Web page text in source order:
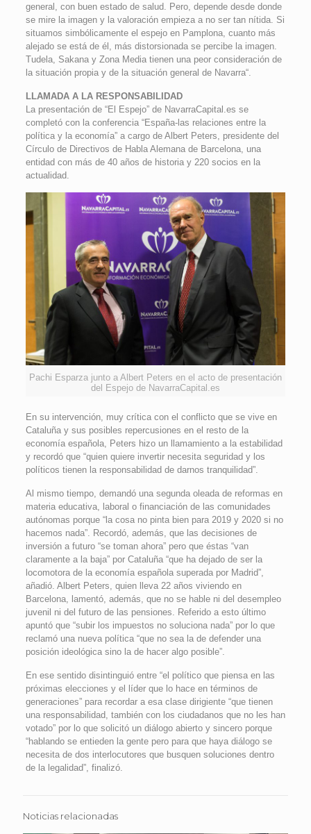
general, con buen estado de salud. Pero, depende desde donde
se mire la imagen y la valoración empieza a no ser tan nítida. Si
situamos simbólicamente el espejo en Pamplona, cuanto más
alejado se está de él, más distorsionada se percibe la imagen.
Tudela, Sakana y Zona Media tienen una peor consideración de
la situación propia y de la situación general de Navarra“.
LLAMADA A LA RESPONSABILIDAD
La presentación de “El Espejo” de NavarraCapital.es se
completó con la conferencia “España-las relaciones entre la
política y la economía” a cargo de Albert Peters, presidente del
Círculo de Directivos de Habla Alemana de Barcelona, una
entidad con más de 40 años de historia y 220 socios en la
actualidad.
Pachi Esparza junto a Albert Peters en el acto de presentación
del Espejo de NavarraCapital.es
En su intervención, muy crítica con el conflicto que se vive en
Cataluña y sus posibles repercusiones en el resto de la
economía española, Peters hizo un llamamiento a la estabilidad
y recordó que “quien quiere invertir necesita seguridad y los
políticos tienen la responsabilidad de darnos tranquilidad”.
Al mismo tiempo, demandó una segunda oleada de reformas en
materia educativa, laboral o financiación de las comunidades
autónomas porque “la cosa no pinta bien para 2019 y 2020 si no
hacemos nada”. Recordó, además, que las decisiones de
inversión a futuro “se toman ahora” pero que éstas “van
claramente a la baja” por Cataluña “que ha dejado de ser la
locomotora de la economía española superada por Madrid”,
añadió. Albert Peters, quien lleva 22 años viviendo en
Barcelona, lamentó, además, que no se hable ni del desempleo
juvenil ni del futuro de las pensiones. Referido a esto último
apuntó que “subir los impuestos no soluciona nada” por lo que
reclamó una nueva política “que no sea la de defender una
posición ideológica sino la de hacer algo posible”.
En ese sentido disintinguió entre “el político que piensa en las
próximas elecciones y el líder que lo hace en términos de
generaciones” para recordar a esa clase dirigiente “que tienen
una responsabilidad, también con los ciudadanos que no les han
votado” por lo que solicitó un diálogo abierto y sincero porque
“hablando se entieden la gente pero para que haya diálogo se
necesita de dos interlocutores que busquen soluciones dentro
de la legalidad”, finalizó.
Noticias relacionadas